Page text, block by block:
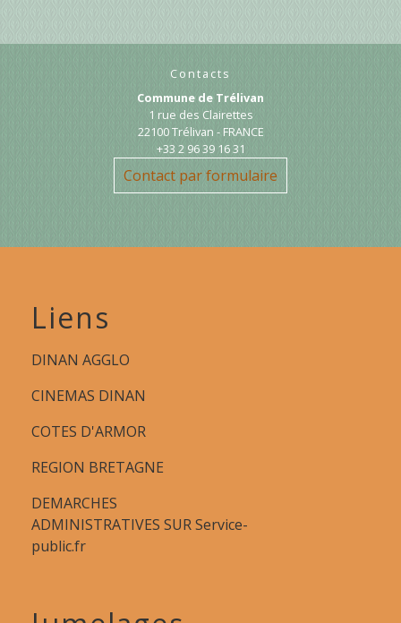
Contacts
Commune de Trélivan
1 rue des Clairettes
22100 Trélivan - FRANCE
+33 2 96 39 16 31
Contact par formulaire
Liens
DINAN AGGLO
CINEMAS DINAN
COTES D'ARMOR
REGION BRETAGNE
DEMARCHES
ADMINISTRATIVES SUR Service-
public.fr